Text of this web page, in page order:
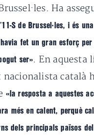
Ha
S de Brussel·les, i és una
fet un gran esforç
ser». En aquesta
nacionalista català
«la resposta a aquestes
més en calent, perquè
dels principals països